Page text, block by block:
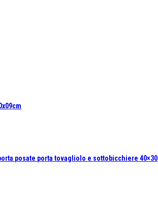
posate porta tovagliolo e sottobicchiere 40×30